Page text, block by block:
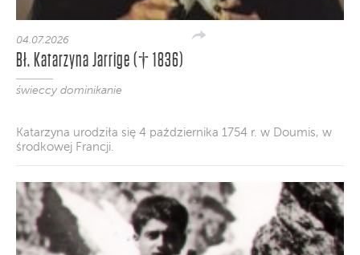
04.07.2026
Bł. Katarzyna Jarrige († 1836)
świeccy dominikanie
Katarzyna urodziła się 4 października 1754 r. w Doumis, w
środkowej Francji.